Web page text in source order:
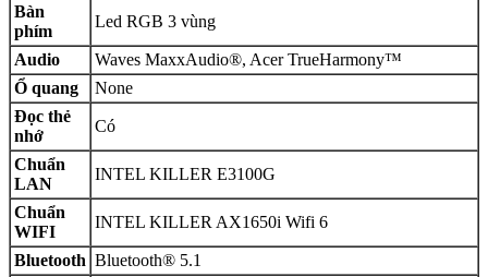
Bàn
phím
Led RGB 3 vùng
Audio
Waves MaxxAudio®, Acer TrueHarmony™
Ổ quang
None
Đọc thẻ
nhớ
Có
Chuẩn
LAN
INTEL KILLER E3100G
Chuẩn
WIFI
INTEL KILLER AX1650i Wifi 6
Bluetooth Bluetooth® 5.1